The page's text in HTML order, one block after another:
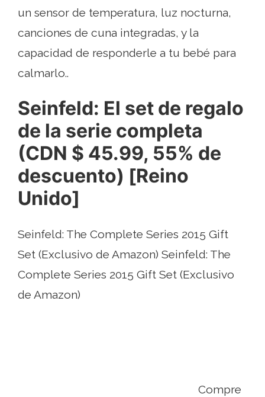
un sensor de temperatura, luz nocturna,
canciones de cuna integradas, y la
capacidad de responderle a tu bebé para
calmarlo..
Seinfeld: El set de regalo
de la serie completa
(CDN $ 45.99, 55% de
descuento) [Reino
Unido]
Seinfeld: The Complete Series 2015 Gift
Set (Exclusivo de Amazon) Seinfeld: The
Complete Series 2015 Gift Set (Exclusivo
de Amazon)
Compre